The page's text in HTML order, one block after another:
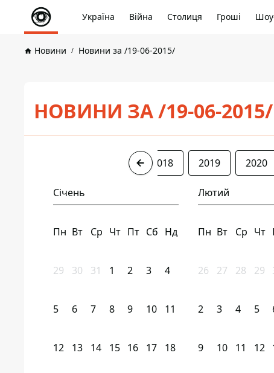
Україна Війна Столиця Гроші
Новини Новини за /19-06-2015/
НОВИНИ ЗА /19-06-2015/
2018 2019 2020
Січень
Пн Вт Ср Чт Пт Сб Нд
29 30 31 1 2 3 4
5 6 7 8 9 10 11
12 13 14 15 16 17 18
Лютий
Пн Вт Ср Чт
26 27 28 29
2 3 4 5
9 10 11 12